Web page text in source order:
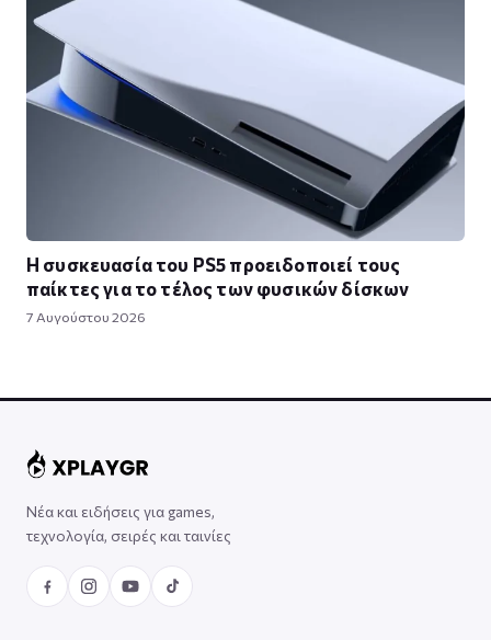
Η συσκευασία του PS5 προειδοποιεί τους
παίκτες για το τέλος των φυσικών δίσκων
7 Αυγούστου 2026
Νέα και ειδήσεις για games,
τεχνολογία, σειρές και ταινίες